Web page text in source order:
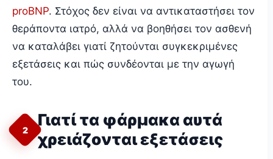
proBNP. Στόχος δεν είναι να αντικαταστήσει τον
θεράποντα ιατρό, αλλά να βοηθήσει τον ασθενή
να καταλάβει γιατί ζητούνται συγκεκριμένες
εξετάσεις και πώς συνδέονται με την αγωγή
του.
2
Γιατί τα φάρμακα αυτά
χρειάζονται εξετάσεις